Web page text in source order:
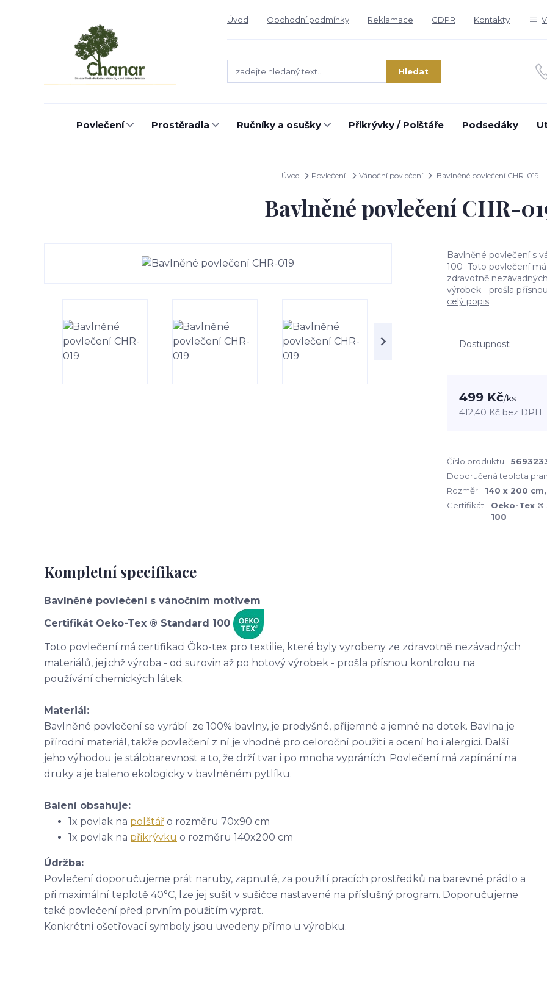
Úvod Obchodní podmínky Reklamace GDPR Kontakty
Hledat
Povlečení Prostěradla Ručníky a osušky Přikrývky / Polštáře Podsedáky
Úvod Povlečení Vánoční povlečení Bavlněné povlečení CHR-019
Bavlněné povlečení CHR-
Bavlněné povlečení s
100 Toto povlečení
zdravotně
výrobek - prošla
celý popis
Dostupnost
499 Kč/ks
412,40 Kč bez DPH
Číslo produktu:
Doporučená teplota
Rozměr:
140 x 200
Certifikát:
Oeko-Tex ®
100
Kompletní specifikace
Bavlněné povlečení s vánočním motivem
Certifikát Oeko-Tex ® Standard 100
Toto povlečení má certifikaci Öko-tex pro textilie, které byly vyrobeny ze zdravotně nezávadných
materiálů, jejichž výroba - od surovin až po hotový výrobek - prošla přísnou kontrolou na
používání chemických látek.
Materiál:
Bavlněné povlečení se vyrábí ze 100% bavlny, je prodyšné, příjemné a jemné na dotek. Bavlna je
přírodní materiál, takže povlečení z ní je vhodné pro celoroční použití a ocení ho i alergici. Další
jeho výhodou je stálobarevnost a to, že drží tvar i po mnoha vypráních. Povlečení má zapínání na
druky a je baleno ekologicky v bavlněném pytlíku.
Balení obsahuje:
1x povlak na polštář o rozměru 70x90 cm
1x povlak na přikrývku o rozměru 140x200 cm
Údržba:
Povlečení doporučujeme prát naruby, zapnuté, za použití pracích prostředků na barevné prádlo a
při maximální teplotě 40°C, lze jej sušit v sušičce nastavené na příslušný program. Doporučujeme
také povlečení před prvním použitím vyprat.
Konkrétní ošetřovací symboly jsou uvedeny přímo u výrobku.